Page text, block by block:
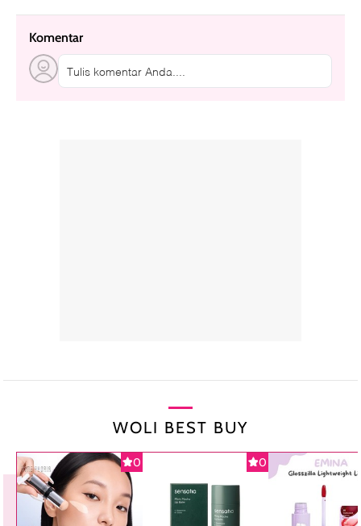
Komentar
Tulis komentar Anda....
WOLI BEST BUY
0 0